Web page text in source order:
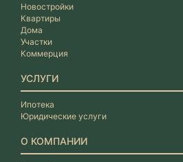
Новостройки
Квартиры
Дома
Участки
Коммерция
УСЛУГИ
Ипотека
Юридические услуги
О КОМПАНИИ